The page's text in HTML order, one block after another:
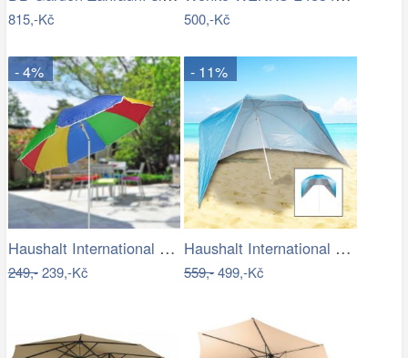
815,-Kč 500,-Kč
- 4%
Haushalt International Slunečník duhový…
249,-239,-Kč
- 11%
Haushalt International Plážový…
559,-499,-Kč